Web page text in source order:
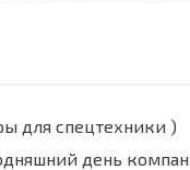
для спецтехники )
день